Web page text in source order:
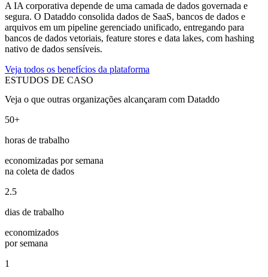
A IA corporativa depende de uma camada de dados governada e
segura. O Dataddo consolida dados de SaaS, bancos de dados e
arquivos em um pipeline gerenciado unificado, entregando para
bancos de dados vetoriais, feature stores e data lakes, com hashing
nativo de dados sensíveis.
Veja todos os benefícios da plataforma
ESTUDOS DE CASO
Veja o que outras organizações alcançaram com Dataddo
50+
horas de trabalho
economizadas por semana
na coleta de dados
2.5
dias de trabalho
economizados
por semana
1